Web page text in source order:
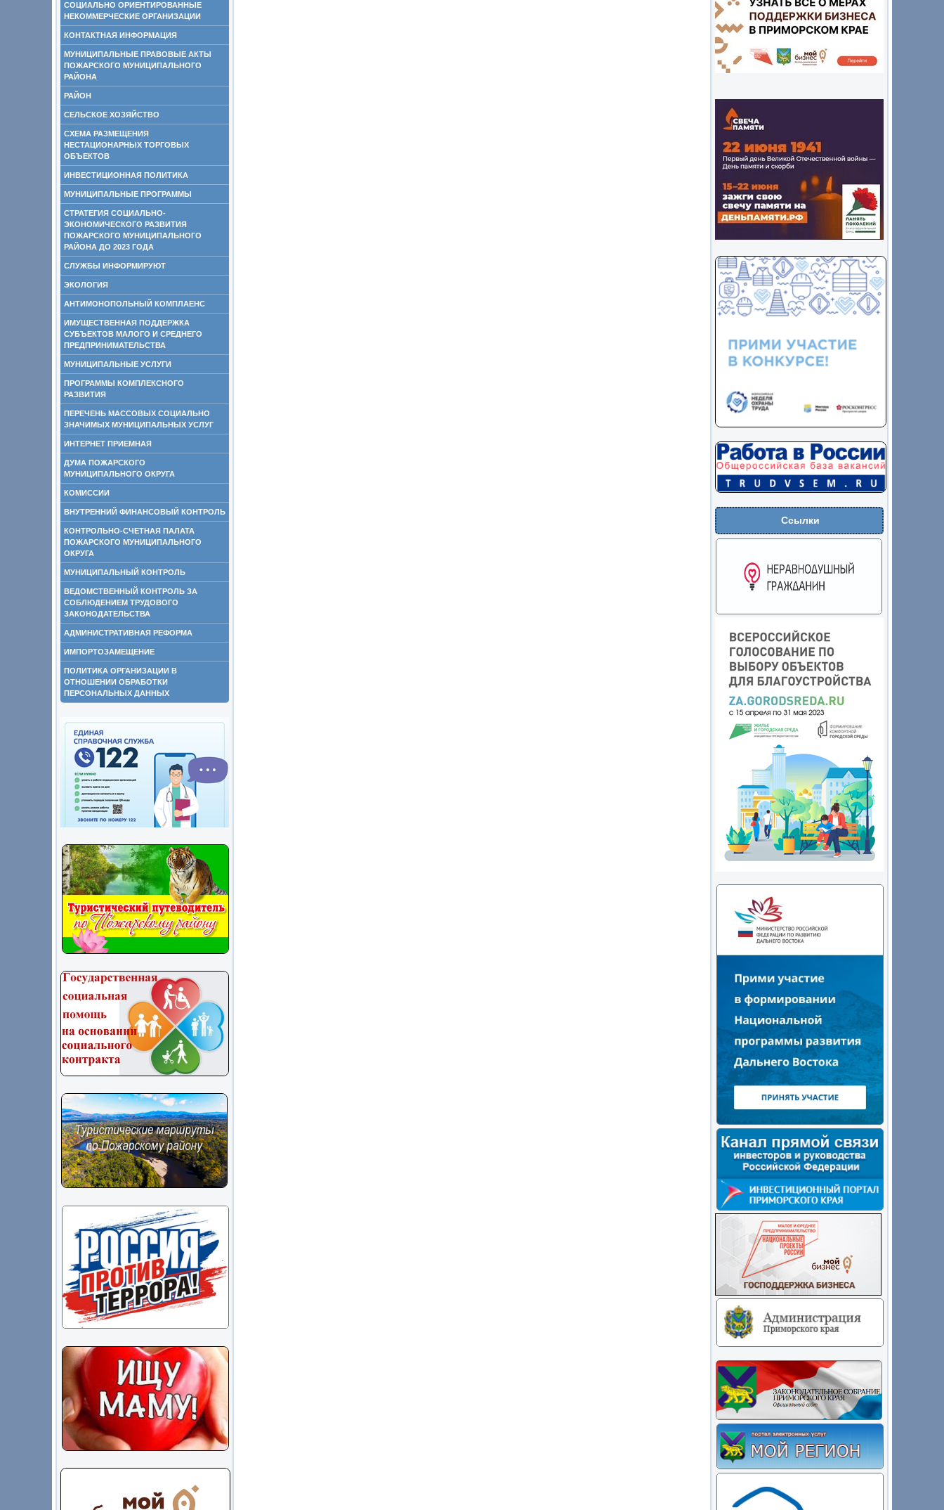
СОЦИАЛЬНО ОРИЕНТИРОВАННЫЕ
НЕКОММЕРЧЕСКИЕ ОРГАНИЗАЦИИ
КОНТАКТНАЯ ИНФОРМАЦИЯ
МУНИЦИПАЛЬНЫЕ ПРАВОВЫЕ АКТЫ
ПОЖАРСКОГО МУНИЦИПАЛЬНОГО
РАЙОНА
РАЙОН
СЕЛЬСКОЕ ХОЗЯЙСТВО
СХЕМА РАЗМЕЩЕНИЯ
НЕСТАЦИОНАРНЫХ ТОРГОВЫХ
ОБЪЕКТОВ
ИНВЕСТИЦИОННАЯ ПОЛИТИКА
МУНИЦИПАЛЬНЫЕ ПРОГРАММЫ
СТРАТЕГИЯ СОЦИАЛЬНО-
ЭКОНОМИЧЕСКОГО РАЗВИТИЯ
ПОЖАРСКОГО МУНИЦИПАЛЬНОГО
РАЙОНА ДО 2023 ГОДА
СЛУЖБЫ ИНФОРМИРУЮТ
ЭКОЛОГИЯ
АНТИМОНОПОЛЬНЫЙ КОМПЛАЕНС
ИМУЩЕСТВЕННАЯ ПОДДЕРЖКА
СУБЪЕКТОВ МАЛОГО И СРЕДНЕГО
ПРЕДПРИНИМАТЕЛЬСТВА
МУНИЦИПАЛЬНЫЕ УСЛУГИ
ПРОГРАММЫ КОМПЛЕКСНОГО
РАЗВИТИЯ
ПЕРЕЧЕНЬ МАССОВЫХ СОЦИАЛЬНО
ЗНАЧИМЫХ МУНИЦИПАЛЬНЫХ УСЛУГ
ИНТЕРНЕТ ПРИЕМНАЯ
ДУМА ПОЖАРСКОГО
МУНИЦИПАЛЬНОГО ОКРУГА
КОМИССИИ
ВНУТРЕННИЙ ФИНАНСОВЫЙ КОНТРОЛЬ
КОНТРОЛЬНО-СЧЕТНАЯ ПАЛАТА
ПОЖАРСКОГО МУНИЦИПАЛЬНОГО
ОКРУГА
МУНИЦИПАЛЬНЫЙ КОНТРОЛЬ
ВЕДОМСТВЕННЫЙ КОНТРОЛЬ ЗА
СОБЛЮДЕНИЕМ ТРУДОВОГО
ЗАКОНОДАТЕЛЬСТВА
АДМИНИСТРАТИВНАЯ РЕФОРМА
ИМПОРТОЗАМЕЩЕНИЕ
ПОЛИТИКА ОРГАНИЗАЦИИ В
ОТНОШЕНИИ ОБРАБОТКИ
ПЕРСОНАЛЬНЫХ ДАННЫХ
Ссылки